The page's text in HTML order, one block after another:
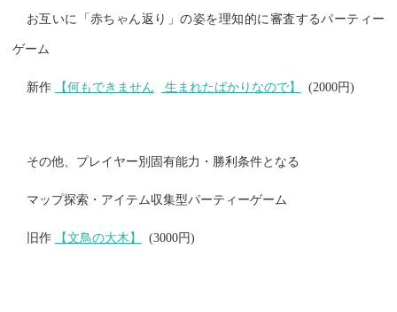
お互いに「赤ちゃん返り」の姿を理知的に審査するパーティー
ゲーム
新作 【何もできません 生まれたばかりなので】 (2000円)
その他、プレイヤー別固有能力・勝利条件となる
マップ探索・アイテム収集型パーティーゲーム
旧作 【文鳥の大木】 (3000円)